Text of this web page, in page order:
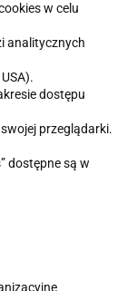
w celu
analitycznych
dostępu
przeglądarki.
dostępne są w